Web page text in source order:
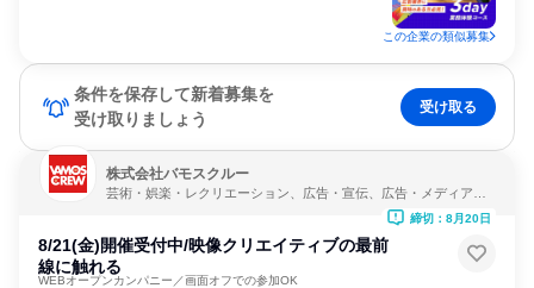
この企業の類似募集
条件を保存して新着募集を
受け取りましょう
受け取る
株式会社バモスクルー
芸術・娯楽・レクリエーション、広告・宣伝、広告・メディア・
8/21(金)開催受付中/映像クリエイティブの最前
線に触れる
WEBオープンカンパニー／画面オフでの参加OK
締切：8月20日